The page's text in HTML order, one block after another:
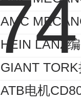
AMC
HEIN LANZ
GIANT
ATB电机